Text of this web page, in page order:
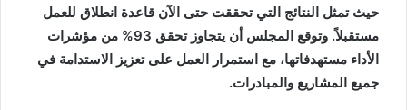
حيث تمثل النتائج التي تحققت حتى الآن قاعدة انطلاق للعمل
مستقبلاً. وتوقع المجلس أن يتجاوز تحقق 93% من مؤشرات
الأداء مستهدفاتها، مع استمرار العمل على تعزيز الاستدامة في
جميع المشاريع والمبادرات.